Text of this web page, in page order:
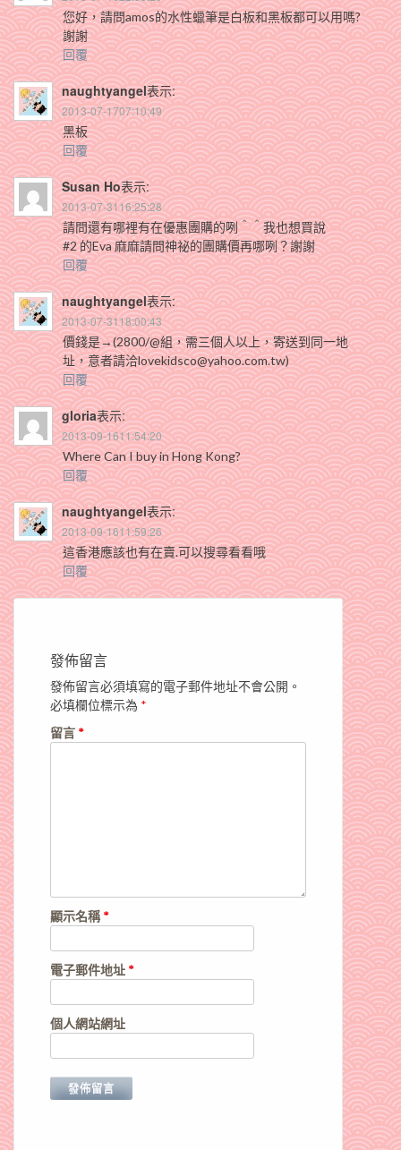
您好，請問amos的水性蠟筆是白板和黑板都可以用嗎?
謝謝
回覆
naughtyangel表示:
2013-07-1707:10:49
黑板
回覆
Susan Ho表示:
2013-07-3116:25:28
請問還有哪裡有在優惠團購的咧＾＾我也想買說
#2 的Eva 麻麻請問神祕的團購價再哪咧？謝謝
回覆
naughtyangel表示:
2013-07-3118:00:43
價錢是→(2800/@組，需三個人以上，寄送到同一地
址，意者請洽lovekidsco@yahoo.com.tw)
回覆
gloria表示:
2013-09-1611:54:20
Where Can I buy in Hong Kong?
回覆
naughtyangel表示:
2013-09-1611:59:26
這香港應該也有在賣.可以搜尋看看哦
回覆
發佈留言
發佈留言必須填寫的電子郵件地址不會公開。
必填欄位標示為 *
留言 *
顯示名稱*
電子郵件地址 *
個人網站網址